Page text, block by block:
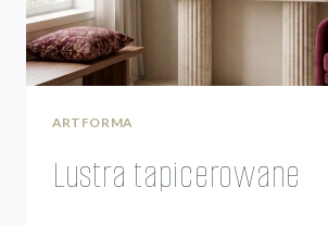
ARTFORMA
Lustra tapicerowane